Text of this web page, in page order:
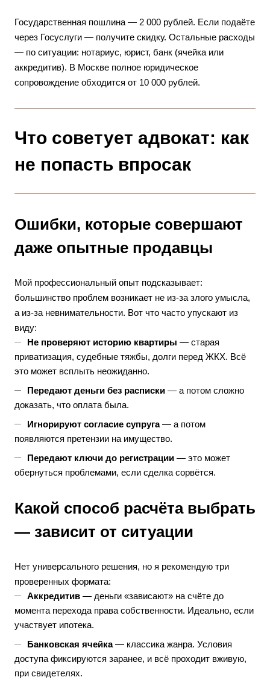
Государственная пошлина — 2 000 рублей. Если подаёте
через Госуслуги — получите скидку. Остальные расходы
— по ситуации: нотариус, юрист, банк (ячейка или
аккредитив). В Москве полное юридическое
сопровождение обходится от 10 000 рублей.
Что советует адвокат: как
не попасть впросак
Ошибки, которые совершают
даже опытные продавцы
Мой профессиональный опыт подсказывает:
большинство проблем возникает не из-за злого умысла,
а из-за невнимательности. Вот что часто упускают из
виду:
Не проверяют историю квартиры — старая
приватизация, судебные тяжбы, долги перед ЖКХ. Всё
это может всплыть неожиданно.
Передают деньги без расписки — а потом сложно
доказать, что оплата была.
Игнорируют согласие супруга— а потом
появляются претензии на имущество.
Передают ключи до регистрации — это может
обернуться проблемами, если сделка сорвётся.
Какой способ расчёта выбрать
— зависит от ситуации
Нет универсального решения, но я рекомендую три
проверенных формата:
Аккредитив — деньги «зависают» на счёте до
момента перехода права собственности. Идеально, если
участвует ипотека.
Банковская ячейка— классика жанра. Условия
доступа фиксируются заранее, и всё проходит вживую,
при свидетелях.